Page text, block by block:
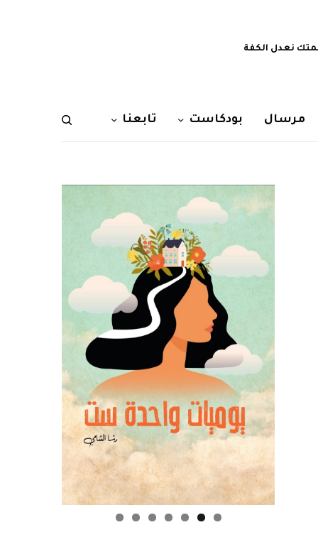
نعدل الكفة
مرسال بودكاست تابعنا